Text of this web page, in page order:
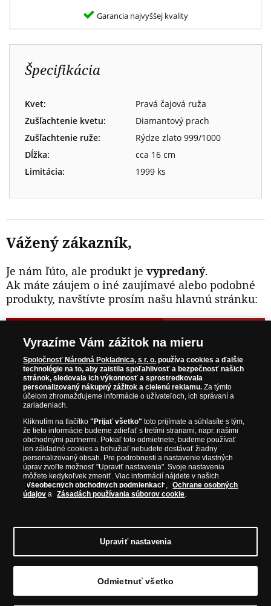
Garancia najvyššej kvality
Špecifikácia
Kvet:
Pravá čajová ruža
Zušľachtenie kvetu:
Diamantový prach
Zušľachtenie ruže:
Rýdze zlato 999/1000
Dĺžka:
cca 16 cm
Limitácia:
1999 ks
Vážený zákazník,
Je nám ľúto, ale produkt je vypredaný.
Ak máte záujem o iné zaujímavé alebo podobné
produkty, navštívte prosím našu hlavnú stránku:
WWW.NARODNAPOKLADNICA.SK
Prosím informujte ma, akonáhle bude produkt opäť
skladom.
NAŠE ZÁRUKY
Bezpečný nákup
Certifikát SSL
Garancia najvyššej kvality
Vyrazíme Vám zážitok na mieru
Spoločnosť Národná Pokladnica, s r. o. používa cookies a ďalšie
technológie na to, aby zaistila spoľahlivosť a bezpečnosť našich
stránok, sledovala ich výkonnosť a sprostredkovala
personalizovaný nákupný zážitok a cielenú reklamu. Za týmto
účelom zhromažďujeme informácie o užívateľoch, ich správaní a
zariadeniach.
Kliknutím na tlačítko"Prijať všetko" toto prijímate a súhlasíte s tým,
že tieto informácie budeme zdieľať s tretími stranami, napr. našimi
obchodnými partnermi. Pokiaľ toto odmietnete, budeme používať
len základné cookies a bohužiaľ nebudete dostávať žiadny
personalizovaný obsah. Pre podrobnosti a nastavenie vlastných
úprav zvoľte možnosť "Upraviť nastavenia". Svoje nastavenia
môžete kedykoľvek zmeniť. Viac informácií nájdete v našich
Všeobecných obchodných podmienkach ,
Ochrane osobných
údajov a Zásadách používania súborov cookie.
Upraviť nastavenia
Odmietnuť všetko